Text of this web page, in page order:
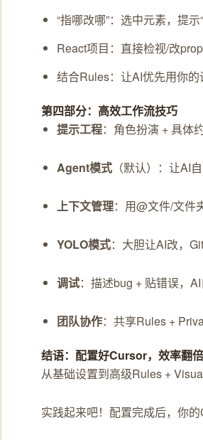
“指哪改哪”：选中元素，提示
React项目：直接检视/改
结合Rules：让AI优先用你的
第四部分：高效工作流技巧
提示工程：角色扮演 + 具体
Agent模式 （默认）：让AI
上下文管理：用@文件/文件
YOLO模式：大胆让AI改，
调试：描述bug + 贴错误，AI
团队协作：共享Rules +
结语：配置好Cursor，效率翻倍
从基础设置到高级Rules +
实践起来吧！配置完成后，你